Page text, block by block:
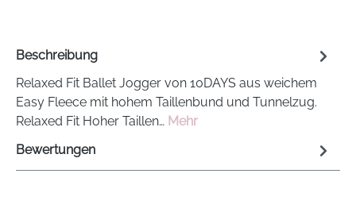
Beschreibung
Relaxed Fit Ballet Jogger von 10DAYS aus weichem
Easy Fleece mit hohem Taillenbund und Tunnelzug.
Relaxed Fit Hoher Taillen… Mehr
Bewertungen